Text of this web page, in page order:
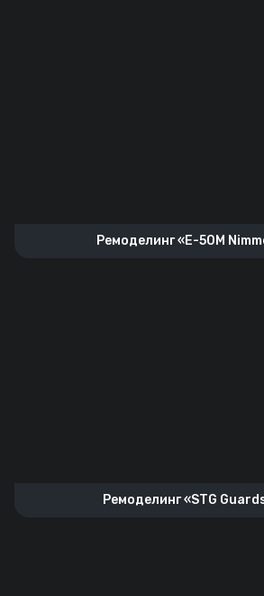
Ремоделинг «E-50M
Ремоделинг «STG